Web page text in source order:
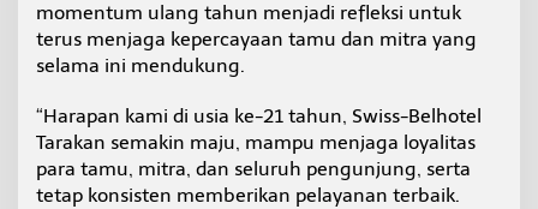
momentum ulang tahun menjadi refleksi untuk
terus menjaga kepercayaan tamu dan mitra yang
selama ini mendukung.
“Harapan kami di usia ke-21 tahun, Swiss-Belhotel
Tarakan semakin maju, mampu menjaga loyalitas
para tamu, mitra, dan seluruh pengunjung, serta
tetap konsisten memberikan pelayanan terbaik.